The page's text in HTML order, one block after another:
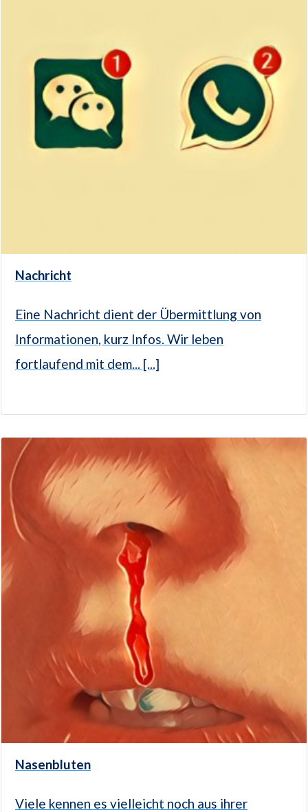
Nachricht
Eine Nachricht dient der Übermittlung von
Informationen, kurz Infos. Wir leben
fortlaufend mit dem... [...]
Nasenbluten
Viele kennen es vielleicht noch aus ihrer